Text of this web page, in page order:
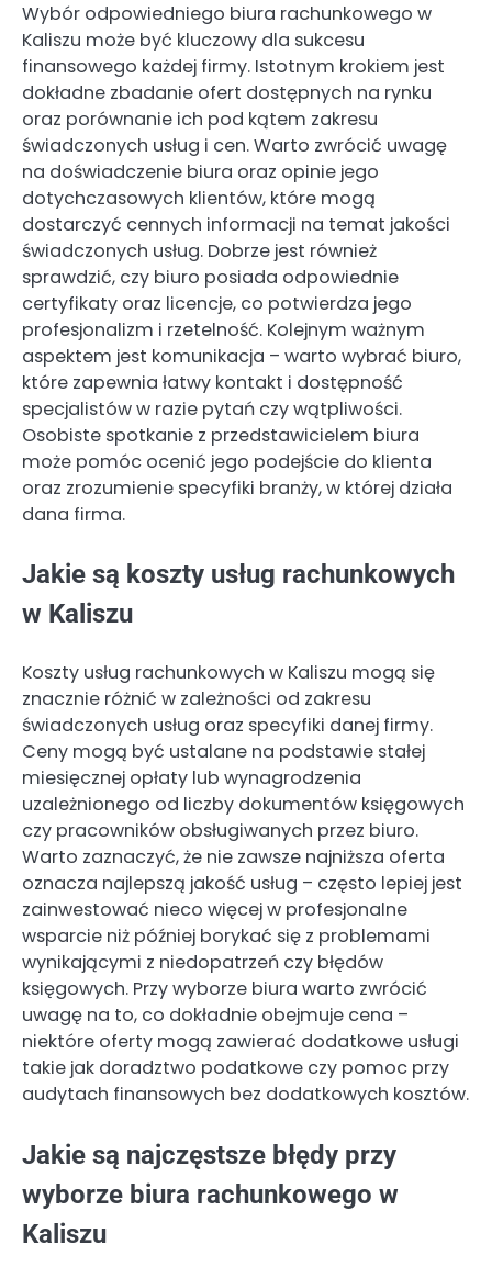
Wybór odpowiedniego biura rachunkowego w
Kaliszu może być kluczowy dla sukcesu
finansowego każdej firmy. Istotnym krokiem jest
dokładne zbadanie ofert dostępnych na rynku
oraz porównanie ich pod kątem zakresu
świadczonych usług i cen. Warto zwrócić uwagę
na doświadczenie biura oraz opinie jego
dotychczasowych klientów, które mogą
dostarczyć cennych informacji na temat jakości
świadczonych usług. Dobrze jest również
sprawdzić, czy biuro posiada odpowiednie
certyfikaty oraz licencje, co potwierdza jego
profesjonalizm i rzetelność. Kolejnym ważnym
aspektem jest komunikacja – warto wybrać biuro,
które zapewnia łatwy kontakt i dostępność
specjalistów w razie pytań czy wątpliwości.
Osobiste spotkanie z przedstawicielem biura
może pomóc ocenić jego podejście do klienta
oraz zrozumienie specyfiki branży, w której działa
dana firma.
Jakie są koszty usług rachunkowych
w Kaliszu
Koszty usług rachunkowych w Kaliszu mogą się
znacznie różnić w zależności od zakresu
świadczonych usług oraz specyfiki danej firmy.
Ceny mogą być ustalane na podstawie stałej
miesięcznej opłaty lub wynagrodzenia
uzależnionego od liczby dokumentów księgowych
czy pracowników obsługiwanych przez biuro.
Warto zaznaczyć, że nie zawsze najniższa oferta
oznacza najlepszą jakość usług – często lepiej jest
zainwestować nieco więcej w profesjonalne
wsparcie niż później borykać się z problemami
wynikającymi z niedopatrzeń czy błędów
księgowych. Przy wyborze biura warto zwrócić
uwagę na to, co dokładnie obejmuje cena –
niektóre oferty mogą zawierać dodatkowe usługi
takie jak doradztwo podatkowe czy pomoc przy
audytach finansowych bez dodatkowych kosztów.
Jakie są najczęstsze błędy przy
wyborze biura rachunkowego w
Kaliszu